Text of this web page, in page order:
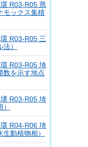
R03-R05 県
モックス集積
R03-R05 三
）
R03-R05 埼
数を示す地点
R03-R05 埼
R04-R06 埼
動植物相）